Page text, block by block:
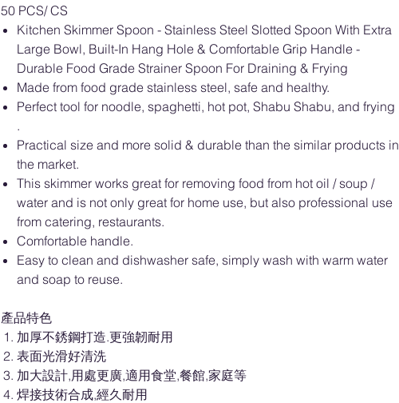
50 PCS/ CS
Kitchen Skimmer Spoon - Stainless Steel Slotted Spoon With Extra
Large Bowl, Built-In Hang Hole & Comfortable Grip Handle -
Durable Food Grade Strainer Spoon For Draining & Frying
Made from food grade stainless steel, safe and healthy.
Perfect tool for noodle, spaghetti, hot pot, Shabu Shabu, and frying
.
Practical size and more solid & durable than the similar products in
the market.
This skimmer works great for removing food from hot oil / soup /
water and is not only great for home use, but also professional use
from catering, restaurants.
Comfortable handle.
Easy to clean and dishwasher safe, simply wash with warm water
and soap to reuse.
產品特色
加厚不銹鋼打造.更強韌耐用
表面光滑好清洗
加大設計,用處更廣,適用食堂,餐館,家庭等
焊接技術合成,經久耐用